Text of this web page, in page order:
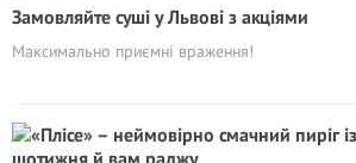
Замовляйте суші у Львові з акціями
Максимально приємні враження!